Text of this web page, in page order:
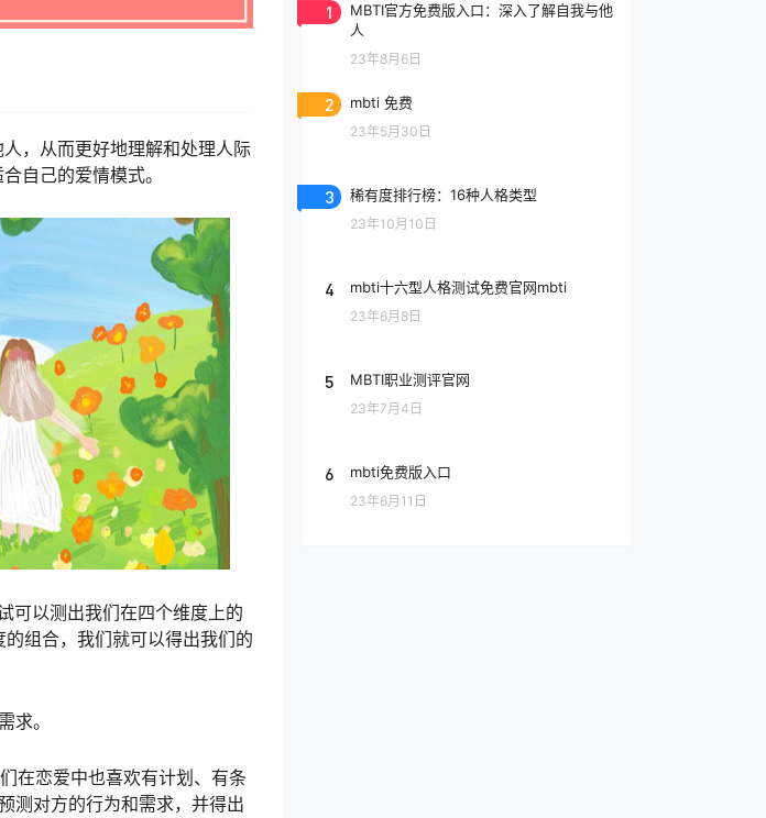
，从而更好地理解和处理人际
自己的爱情模式。
可以测出我们在四个维度上的
组合，我们就可以得出我们的
求。
在恋爱中也喜欢有计划、有条
测对方的行为和需求，并得出
1
MBTI官方免费版入口：深入了解自我与他
人
23年8月6日
2 mbti 免费
23年5月30日
3 稀有度排行榜：16种人格类型
23年10月10日
4 mbti十六型人格测试免费官网mbti
23年6月8日
5 MBTI职业测评官网
23年7月4日
6 mbti免费版入口
23年6月11日